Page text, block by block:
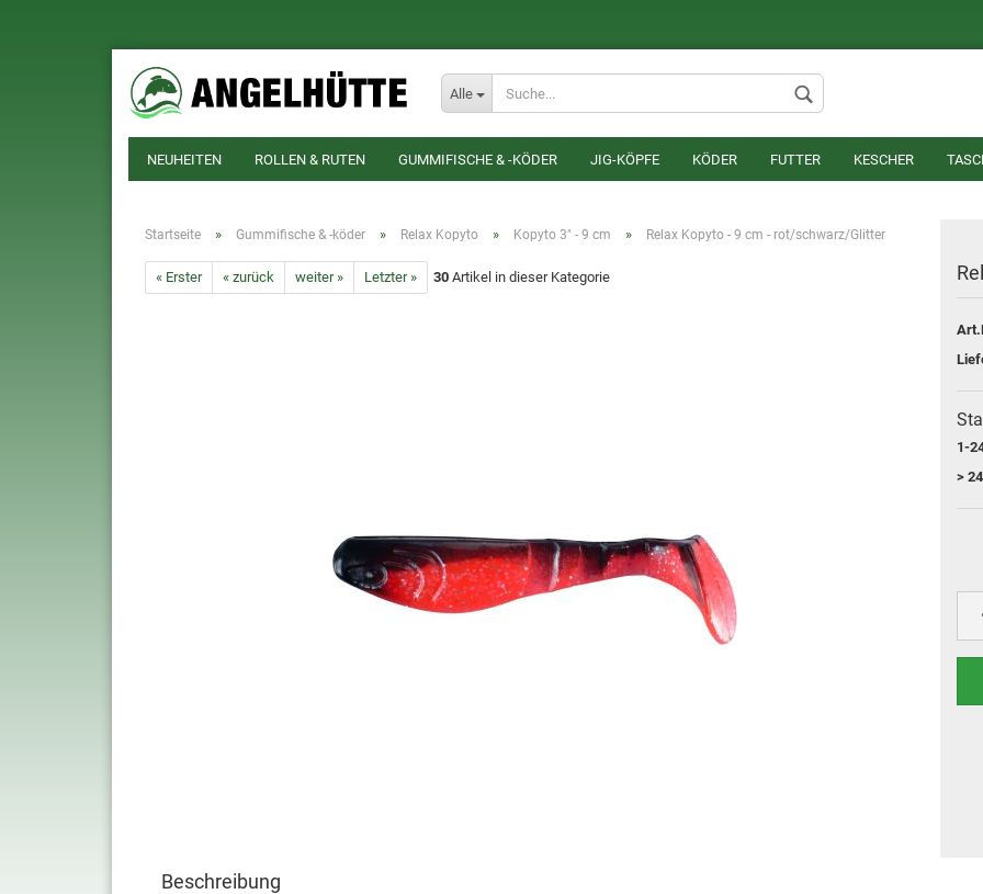
Lieferland
Konto
Passwort
Alle
NEUHEITEN ROLLEN & RUTEN GUMMIFISCHE & -KÖDER JIG-KÖPFE KÖDER FUTTER KESCHER
Startseite » Gummifische & -köder » Relax Kopyto » Kopyto 3" - 9 cm » Relax Kopyto - 9 cm - rot/schwarz/Glitter
« Erster « zurück weiter » Letzter » 30 Artikel in dieser Kategorie
1-
>
Beschreibung